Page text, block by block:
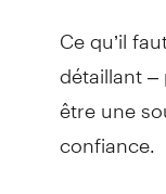
Ce qu’il
détaillant
être une
confiance.